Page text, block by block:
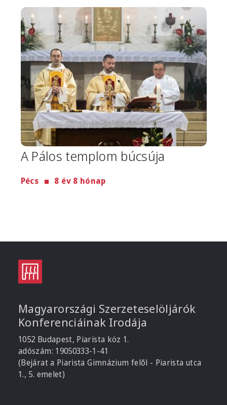
Image
A Pálos templom búcsúja
Pécs 8 év 8 hónap
Magyarországi Szerzeteselöljárók
Konferenciáinak Irodája
1052 Budapest, Piarista köz 1.
adószám: 19050333-1-41
(Bejárat a Piarista Gimnázium felől - Piarista utca
1., 5. emelet)